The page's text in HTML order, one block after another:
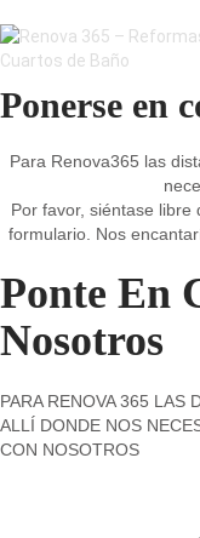
Ponerse en
Para Renova365 las
Por favor, siéntase
formulario. Nos
Ponte En
Nosotros
PARA RENOVA 365 LAS
ALLÍ DONDE NOS
CON NOSOTROS